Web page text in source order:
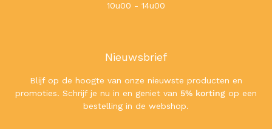
10u00 - 14u00
Nieuwsbrief
Blijf op de hoogte van onze nieuwste producten en
promoties. Schrijf je nu in en geniet van 5% korting op een
bestelling in de webshop.